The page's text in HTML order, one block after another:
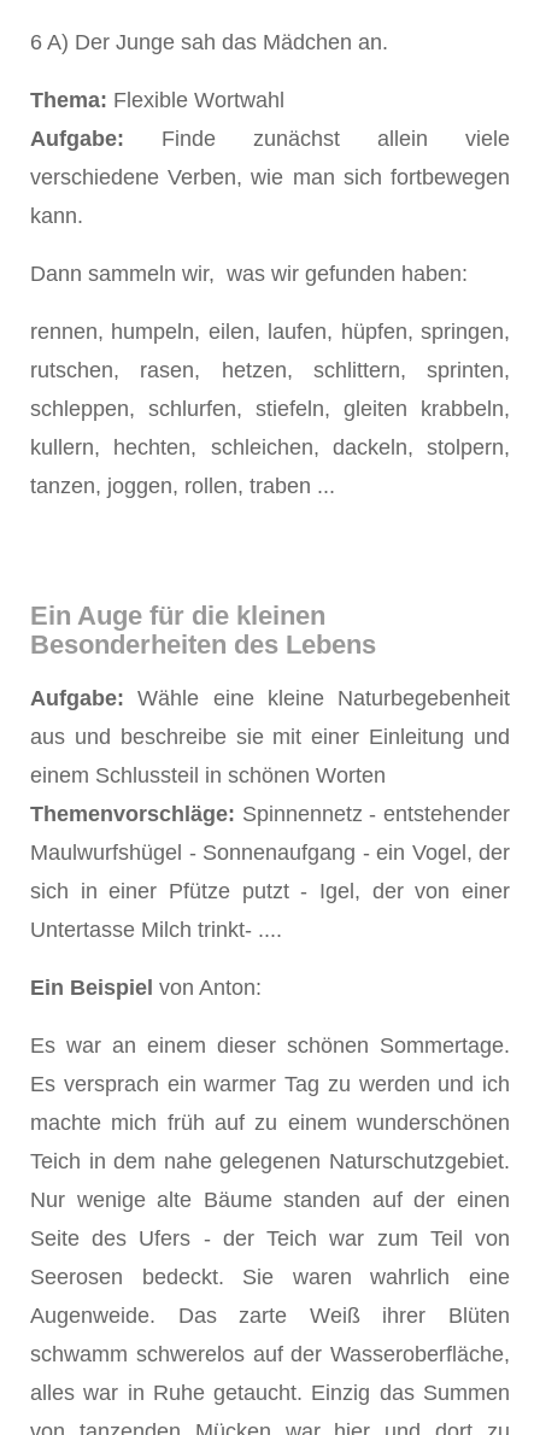
6 A) Der Junge sah das Mädchen an.
Thema: Flexible Wortwahl
Aufgabe: Finde zunächst allein viele
verschiedene Verben, wie man sich fortbewegen
kann.
Dann sammeln wir, was wir gefunden haben:
rennen, humpeln, eilen, laufen, hüpfen, springen,
rutschen, rasen, hetzen, schlittern, sprinten,
schleppen, schlurfen, stiefeln, gleiten krabbeln,
kullern, hechten, schleichen, dackeln, stolpern,
tanzen, joggen, rollen, traben ...
Ein Auge für die kleinen
Besonderheiten des Lebens
Aufgabe: Wähle eine kleine Naturbegebenheit
aus und beschreibe sie mit einer Einleitung und
einem Schlussteil in schönen Worten
Themenvorschläge: Spinnennetz - entstehender
Maulwurfshügel - Sonnenaufgang - ein Vogel, der
sich in einer Pfütze putzt - Igel, der von einer
Untertasse Milch trinkt- ....
Ein Beispiel von Anton:
Es war an einem dieser schönen Sommertage.
Es versprach ein warmer Tag zu werden und ich
machte mich früh auf zu einem wunderschönen
Teich in dem nahe gelegenen Naturschutzgebiet.
Nur wenige alte Bäume standen auf der einen
Seite des Ufers - der Teich war zum Teil von
Seerosen bedeckt. Sie waren wahrlich eine
Augenweide. Das zarte Weiß ihrer Blüten
schwamm schwerelos auf der Wasseroberfläche,
alles war in Ruhe getaucht. Einzig das Summen